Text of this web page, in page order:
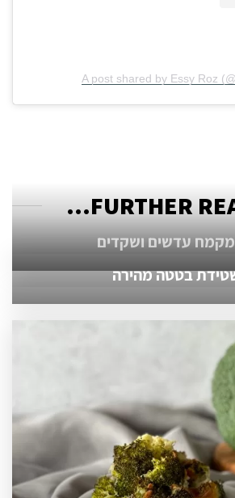
A post shared by Essy Roz
FURTHER
עדשים ושקדים
בטטה מהירה